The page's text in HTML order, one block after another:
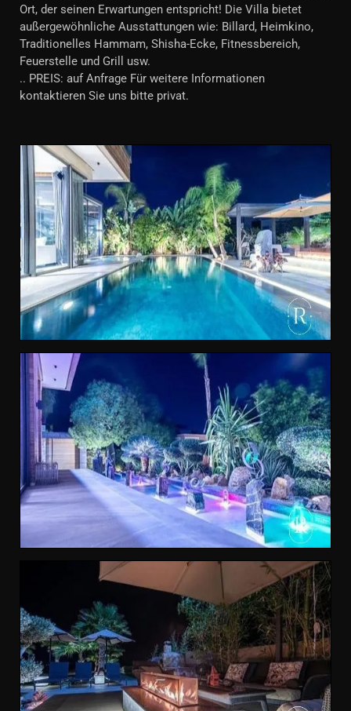
Ort, der seinen Erwartungen entspricht! Die Villa bietet
außergewöhnliche Ausstattungen wie: Billard, Heimkino,
Traditionelles Hammam, Shisha-Ecke, Fitnessbereich,
Feuerstelle und Grill usw.
.. PREIS: auf Anfrage Für weitere Informationen
kontaktieren Sie uns bitte privat.